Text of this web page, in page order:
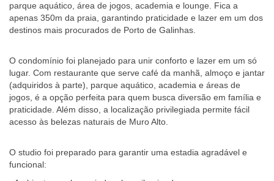
parque aquático, área de jogos, academia e lounge. Fica a
apenas 350m da praia, garantindo praticidade e lazer em um dos
destinos mais procurados de Porto de Galinhas.
O condomínio foi planejado para unir conforto e lazer em um só
lugar. Com restaurante que serve café da manhã, almoço e jantar
(adquiridos à parte), parque aquático, academia e áreas de
jogos, é a opção perfeita para quem busca diversão em família e
praticidade. Além disso, a localização privilegiada permite fácil
acesso às belezas naturais de Muro Alto.
O studio foi preparado para garantir uma estadia agradável e
funcional: